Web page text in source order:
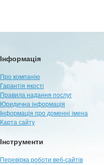
Інформація
Про компанію
Гарантія якості
Правила надання послуг
Юридична інформація
Інформація про доменні імена
Карта сайту
Інструменти
Перевірка роботи веб-сайтів